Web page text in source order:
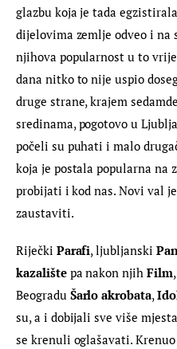
glazbu koja je tada
dijelovima zemlje odveo i na
njihova popularnost u to
dana nitko to nije uspio
druge strane, krajem
sredinama, pogotovo u
počeli su puhati i malo
koja je postala popularna na
probijati i kod nas. Novi val
zaustaviti.
Riječki Parafi, ljubljanski
kazalište pa nakon njih Film,
Beogradu Šarlo akrobata,
su, a i dobijali sve više
se krenuli oglašavati.